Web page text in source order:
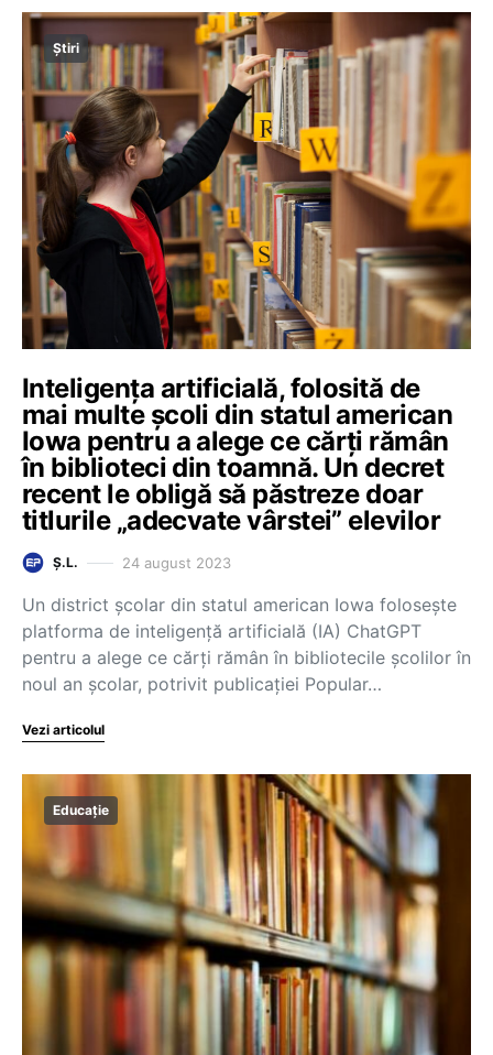
Știri
Inteligența artificială, folosită de
mai multe școli din statul american
Iowa pentru a alege ce cărți rămân
în biblioteci din toamnă. Un decret
recent le obligă să păstreze doar
titlurile „adecvate vârstei” elevilor
Ș.L. 24 august 2023
Un district școlar din statul american Iowa folosește
platforma de inteligență artificială (IA) ChatGPT
pentru a alege ce cărți rămân în bibliotecile școlilor în
noul an școlar, potrivit publicației Popular…
Vezi articolul
Educație